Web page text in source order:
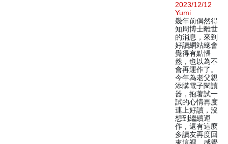
2023/12/12
Yumi
幾年前偶然得
知周博士離世
的消息，來到
好讀網站總會
覺得有點悵
然，也以為不
會再運作了。
今年為老父親
添購電子閱讀
器，抱著試一
試的心情再度
連上好讀，沒
想到繼續運
作，還有這麼
多讀友再度回